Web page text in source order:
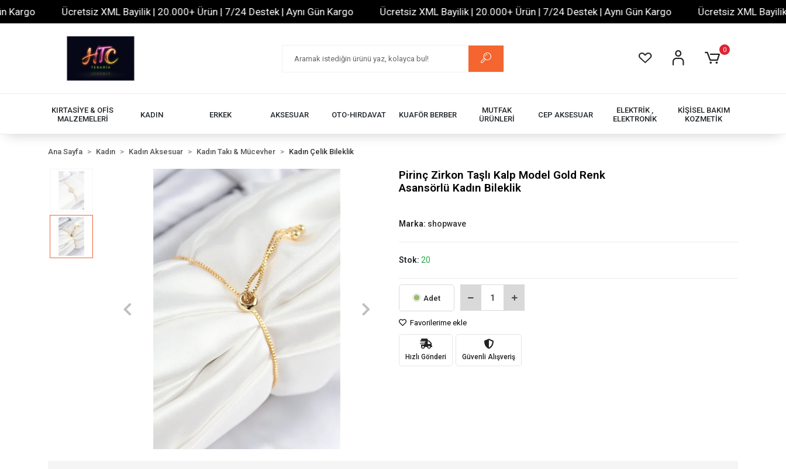
Ücretsiz XML Bayilik | 20.000+ Ürün | 7/24 Destek | Aynı Gün Kargo Ücretsiz XML Bayilik | 20.000+ Ürün | 7/24 Destek | Aynı Gün Kargo Ücretsiz XML Bayilik |
0
KIRTASİYE & OFİS
MALZEMELERİ
KADIN ERKEK AKSESUAR OTO-HIRDAVAT KUAFÖR BERBER
MUTFAK
ÜRÜNLERİ
CEP AKSESUAR
ELEKTRİK ,
ELEKTRONİK
KİŞİSEL BAKIM
KOZMETİK
Ana Sayfa Kadın Kadın Aksesuar Kadın Takı & Mücevher Kadın Çelik Bileklik
Pirinç Zirkon Taşlı Kalp Model Gold Renk
Asansörlü Kadın Bileklik
Marka: shopwave
Stok: 20
Adet
Favorilerime ekle
Hızlı Gönderi Güvenli Alışveriş